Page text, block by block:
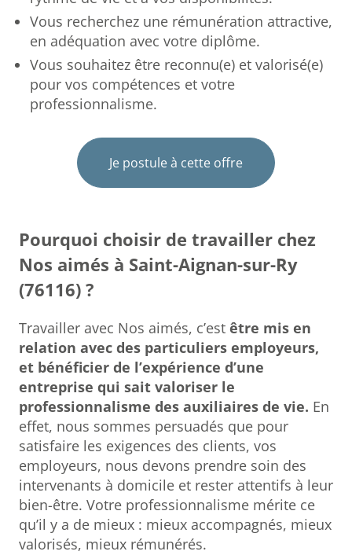
Vous recherchez une rémunération attractive,
en adéquation avec votre diplôme.
Vous souhaitez être reconnu(e) et valorisé(e)
pour vos compétences et votre
professionnalisme.
Je postule à cette offre
Pourquoi choisir de travailler chez
Nos aimés à Saint-Aignan-sur-Ry
(76116) ?
Travailler avec Nos aimés, c’est être mis en
relation avec des particuliers employeurs,
et bénéficier de l’expérience d’une
entreprise qui sait valoriser le
professionnalisme des auxiliaires de vie. En
effet, nous sommes persuadés que pour
satisfaire les exigences des clients, vos
employeurs, nous devons prendre soin des
intervenants à domicile et rester attentifs à leur
bien-être. Votre professionnalisme mérite ce
qu’il y a de mieux : mieux accompagnés, mieux
valorisés, mieux rémunérés.